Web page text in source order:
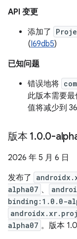
API 变更
添加了
(I69db5)
已知问题
错误地将
此版本需要
值将减少到
版本 1.0.0-
2026 年 5 月 6 日
发布了
alpha07 、
binding:1.0.0-
alpha07 。版本